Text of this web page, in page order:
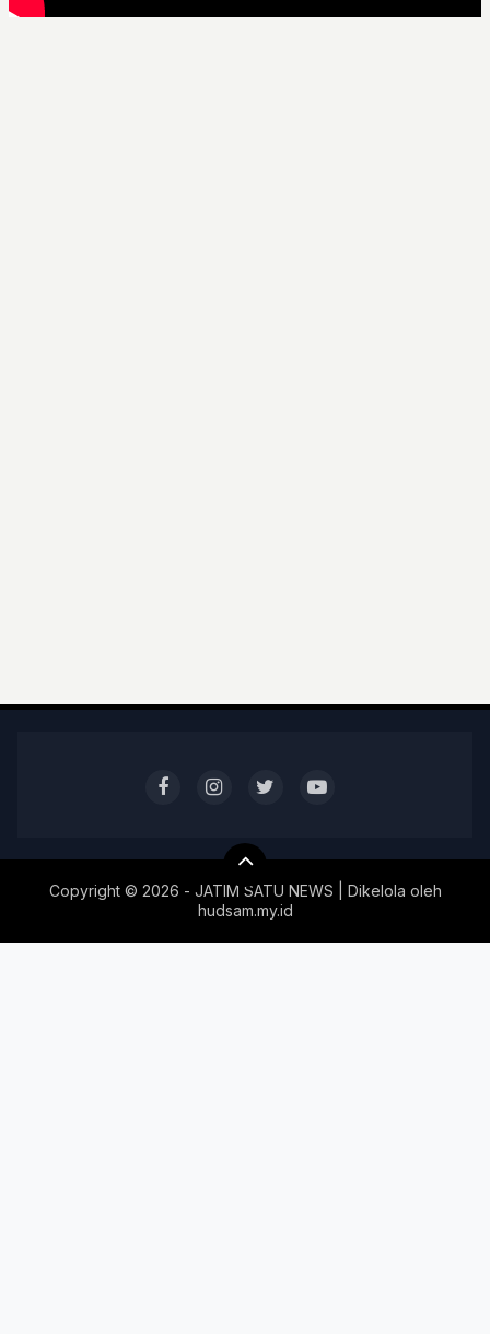
Copyright © 2026 - JATIM SATU NEWS | Dikelola oleh
hudsam.my.id